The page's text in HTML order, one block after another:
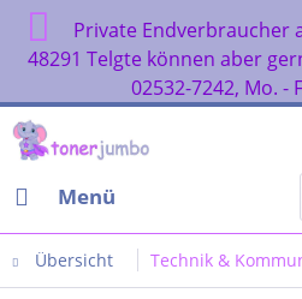
Private Endverbraucher
48291 Telgte können aber
02532-7242, Mo. -
Menü
Übersicht Technik &